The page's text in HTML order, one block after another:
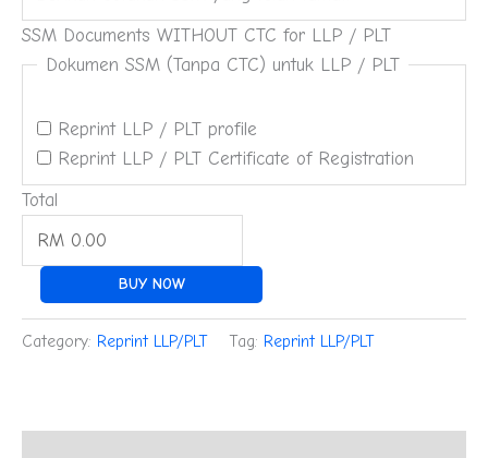
SSM Documents WITHOUT CTC for LLP / PLT
Dokumen SSM (Tanpa CTC) untuk LLP / PLT
Reprint LLP / PLT profile
Reprint LLP / PLT Certificate of Registration
Total
BUY NOW
Category: Reprint LLP/PLT Tag: Reprint LLP/PLT